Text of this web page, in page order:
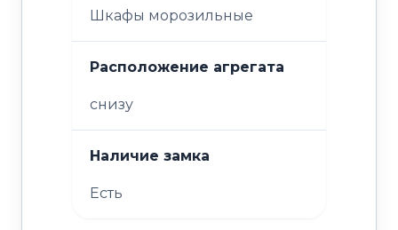
Шкафы морозильные
Расположение агрегата
снизу
Наличие замка
Есть